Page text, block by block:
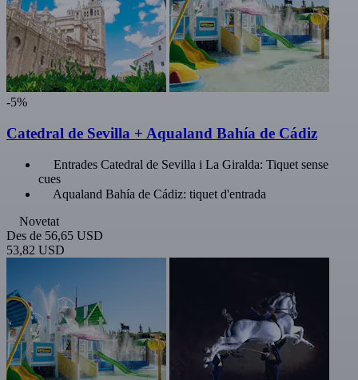
-5%
Catedral de Sevilla + Aqualand Bahía de Cádiz
Entrades Catedral de Sevilla i La Giralda: Tiquet sense
cues
Aqualand Bahía de Cádiz: tiquet d'entrada
Novetat
Des de 56,65 USD
53,82 USD